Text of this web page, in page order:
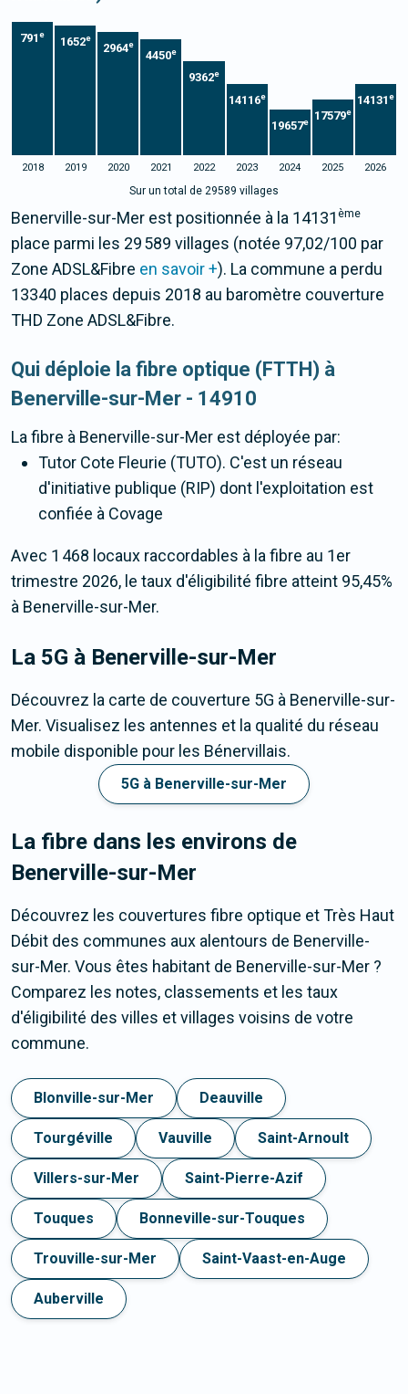
791e
1652e
2964e
4450e
9362e
14116e
19657e 17579e
14131 e
2018 2019 2020 2021 2022 2023 2024 2025 2026
Sur un total de 29589 villages
Benerville-sur-Mer est positionnée à la 14131 ème
place parmi les 29 589 villages (notée 97,02/100 par
Zone ADSL&Fibre en savoir +). La commune a perdu
13340 places depuis 2018 au baromètre couverture
THD Zone ADSL&Fibre.
Qui déploie la fibre optique (FTTH) à
Benerville-sur-Mer - 14910
La fibre à Benerville-sur-Mer est déployée par:
Tutor Cote Fleurie (TUTO). C'est un réseau
d'initiative publique (RIP) dont l'exploitation est
confiée à Covage
Avec 1 468 locaux raccordables à la fibre au 1er
trimestre 2026, le taux d'éligibilité fibre atteint 95,45%
à Benerville-sur-Mer.
La 5G à Benerville-sur-Mer
Découvrez la carte de couverture 5G à Benerville-sur-
Mer. Visualisez les antennes et la qualité du réseau
mobile disponible pour les Bénervillais.
5G à Benerville-sur-Mer
La fibre dans les environs de
Benerville-sur-Mer
Découvrez les couvertures fibre optique et Très Haut
Débit des communes aux alentours de Benerville-
sur-Mer. Vous êtes habitant de Benerville-sur-Mer ?
Comparez les notes, classements et les taux
d'éligibilité des villes et villages voisins de votre
commune.
Blonville-sur-Mer Deauville
Tourgéville Vauville Saint-Arnoult
Villers-sur-Mer Saint-Pierre-Azif
Touques Bonneville-sur-Touques
Trouville-sur-Mer Saint-Vaast-en-Auge
Auberville